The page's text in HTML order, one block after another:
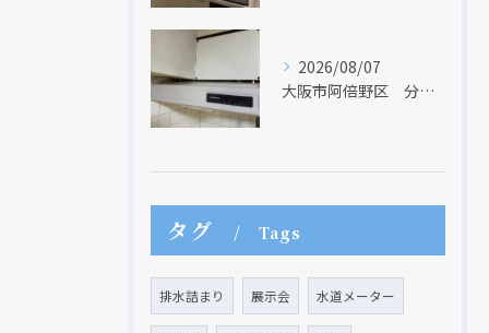
2026/08/07
大阪市阿倍野区 分譲マンションのレンジフード取替リフォーム工事 タカラスタンダード
タグ Tags
排水詰まり 展示会 水道メーター